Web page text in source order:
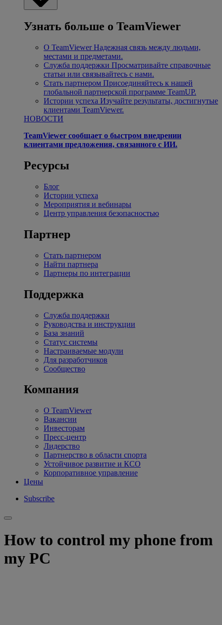
Узнать больше о TeamViewer
О TeamViewer Надежная связь между людьми,
местами и предметами.
Служба поддержки Просматривайте справочные
статьи или связывайтесь с нами.
Стать партнером Присоединяйтесь к нашей
глобальной партнерской программе TeamUP.
Истории успеха Изучайте результаты, достигнутые
клиентами TeamViewer.
НОВОСТИ
TeamViewer сообщает о быстром внедрении
клиентами предложения, связанного с ИИ.
Ресурсы
Блог
Истории успеха
Мероприятия и вебинары
Центр управления безопасностью
Партнер
Стать партнером
Найти партнера
Партнеры по интеграции
Поддержка
Служба поддержки
Руководства и инструкции
База знаний
Статус системы
Настраиваемые модули
Для разработчиков
Сообщество
Компания
О TeamViewer
Вакансии
Инвесторам
Пресс-центр
Лидерство
Партнерство в области спорта
Устойчивое развитие и КСО
Корпоративное управление
Цены
Subscribe
How to control my phone from
my PC